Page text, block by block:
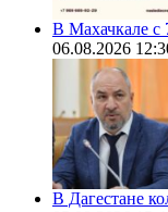
В Махачкале с
06.08.2026
В Дагестане